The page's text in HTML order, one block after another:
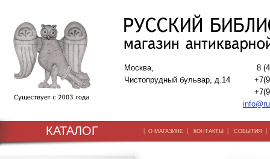
Москва,
Чистопрудный бульвар, д.14
8
КАТАЛОГ | О МАГАЗИНЕ | КОНТАКТЫ | СОБЫТИЯ